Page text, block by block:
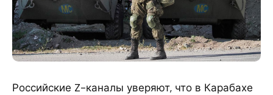
Российские Z-каналы уверяют, что в Карабахе